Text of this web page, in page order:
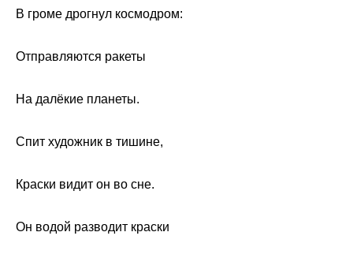
В громе дрогнул космодром:
Отправляются ракеты
На далёкие планеты.
Спит художник в тишине,
Краски видит он во сне.
Он водой разводит краски